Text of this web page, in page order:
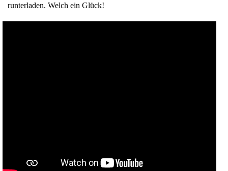
runterladen. Welch ein Glück!